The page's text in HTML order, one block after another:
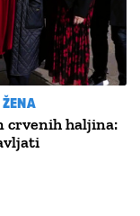
crvenih haljina: